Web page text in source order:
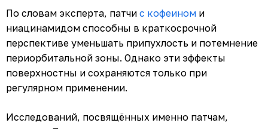
По словам эксперта, патчи с кофеином и
ниацинамидом способны в краткосрочной
перспективе уменьшать припухлость и потемнение
периорбитальной зоны. Однако эти эффекты
поверхностны и сохраняются только при
регулярном применении.
Исследований, посвящённых именно патчам,